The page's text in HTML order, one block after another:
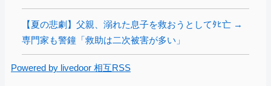
【夏の悲劇】父親、溺れた息子を救おうとしてﾀﾋ亡 →
専門家も警鐘「救助は二次被害が多い」
Powered by livedoor 相互RSS